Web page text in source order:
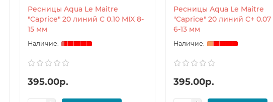
Ресницы Aqua Le Maitre
"Caprice" 20 линий C 0.10 MIX 8-
15 мм
395.00р.
Ресницы Aqua Le Maitre
"Caprice" 20 линий C+ 0.07
6-13 мм
395.00р.